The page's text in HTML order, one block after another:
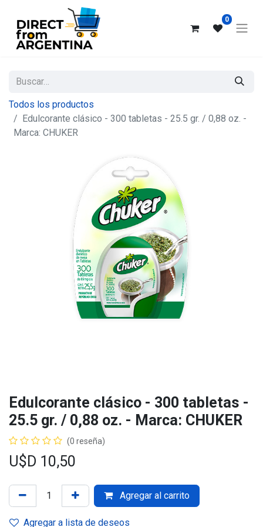
0
Todos los productos
Edulcorante clásico - 300 tabletas - 25.5 gr. / 0,88 oz. -
Marca: CHUKER
Edulcorante clásico - 300 tabletas -
25.5 gr. / 0,88 oz. - Marca: CHUKER
(0 reseña)
U$D 10,50
Agregar al carrito
Agregar a lista de deseos